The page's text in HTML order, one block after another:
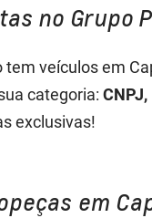
no Grupo
tem veículos em
categoria:
exclusivas!
em